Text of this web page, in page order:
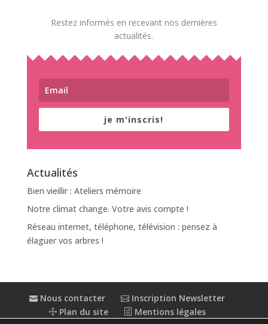
Restez informés en recevant nos dernières
actualités.
je m'inscris!
Actualités
Bien vieillir : Ateliers mémoire
Notre climat change. Votre avis compte !
Réseau internet, téléphone, télévision : pensez à
élaguer vos arbres !
Nous contacter
Inscription Newsletter
Plan du site
Mentions légales